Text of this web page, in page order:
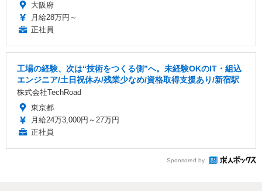
大阪府
月給28万円～
正社員
工場の経験、次は“技術をつくる側”へ。未経験OKのIT・組込
エンジニア/土日祝休み/残業少なめ/資格取得支援あり/新宿駅
株式会社TechRoad
東京都
月給24万3,000円～27万円
正社員
Sponsored by